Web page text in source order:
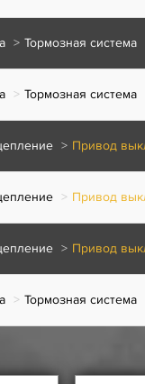
Тормозная система
Тормозная система
Привод
Привод
Привод
Тормозная система